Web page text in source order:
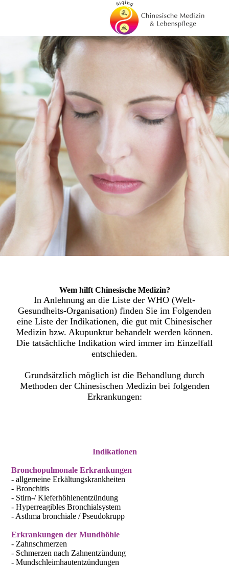
Wem hilft Chinesische Medizin?
In Anlehnung an die Liste der WHO (Welt-
Gesundheits-Organisation) finden Sie im Folgenden
eine Liste der Indikationen, die gut mit Chinesischer
Medizin bzw. Akupunktur behandelt werden können.
Die tatsächliche Indikation wird immer im Einzelfall
entschieden.
Grundsätzlich möglich ist die Behandlung durch
Methoden der Chinesischen Medizin bei folgenden
Erkrankungen:
Indikationen
Bronchopulmonale Erkrankungen
- allgemeine Erkältungskrankheiten
- Bronchitis
- Stirn-/ Kieferhöhlenentzündung
- Hyperreagibles Bronchialsystem
- Asthma bronchiale / Pseudokrupp
Erkrankungen der Mundhöhle
- Zahnschmerzen
- Schmerzen nach Zahnentzündung
- Mundschleimhautentzündungen